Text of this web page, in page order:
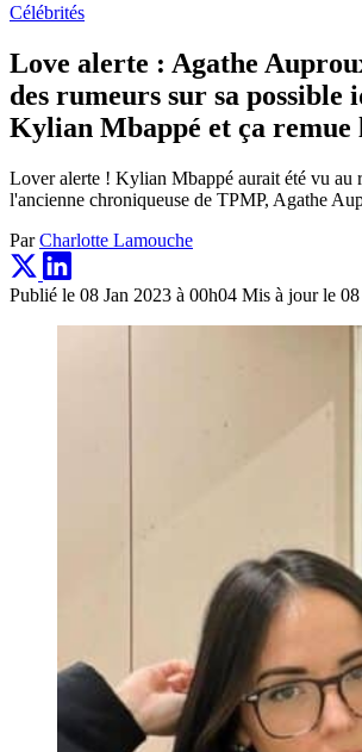
Célébrités
Love alerte : Agathe
des rumeurs sur sa possible
Kylian Mbappé et ça remue
Lover alerte ! Kylian Mbappé aurait été vu au
l'ancienne chroniqueuse de TPMP, Agathe
ParCharlotte Lamouche
Publié le 08 Jan 2023 à 00h04 Mis à jour le